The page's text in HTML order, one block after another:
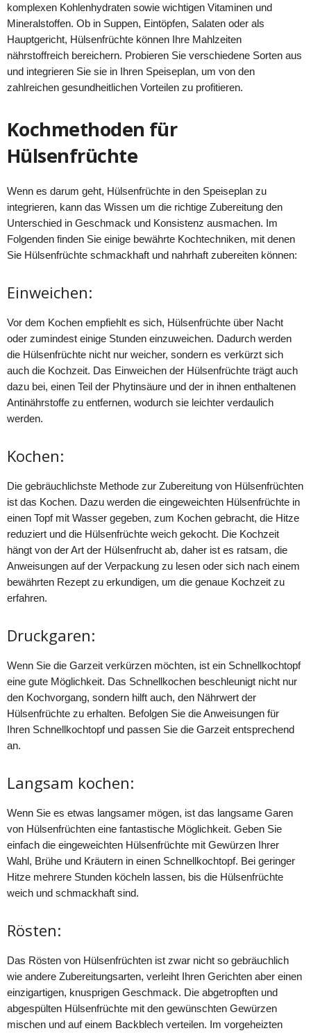
komplexen Kohlenhydraten sowie wichtigen Vitaminen und
Mineralstoffen. Ob in Suppen, Eintöpfen, Salaten oder als
Hauptgericht, Hülsenfrüchte können Ihre Mahlzeiten
nährstoffreich bereichern. Probieren Sie verschiedene Sorten aus
und integrieren Sie sie in Ihren Speiseplan, um von den
zahlreichen gesundheitlichen Vorteilen zu profitieren.
Kochmethoden für
Hülsenfrüchte
Wenn es darum geht, Hülsenfrüchte in den Speiseplan zu
integrieren, kann das Wissen um die richtige Zubereitung den
Unterschied in Geschmack und Konsistenz ausmachen. Im
Folgenden finden Sie einige bewährte Kochtechniken, mit denen
Sie Hülsenfrüchte schmackhaft und nahrhaft zubereiten können:
Einweichen:
Vor dem Kochen empfiehlt es sich, Hülsenfrüchte über Nacht
oder zumindest einige Stunden einzuweichen. Dadurch werden
die Hülsenfrüchte nicht nur weicher, sondern es verkürzt sich
auch die Kochzeit. Das Einweichen der Hülsenfrüchte trägt auch
dazu bei, einen Teil der Phytinsäure und der in ihnen enthaltenen
Antinährstoffe zu entfernen, wodurch sie leichter verdaulich
werden.
Kochen:
Die gebräuchlichste Methode zur Zubereitung von Hülsenfrüchten
ist das Kochen. Dazu werden die eingeweichten Hülsenfrüchte in
einen Topf mit Wasser gegeben, zum Kochen gebracht, die Hitze
reduziert und die Hülsenfrüchte weich gekocht. Die Kochzeit
hängt von der Art der Hülsenfrucht ab, daher ist es ratsam, die
Anweisungen auf der Verpackung zu lesen oder sich nach einem
bewährten Rezept zu erkundigen, um die genaue Kochzeit zu
erfahren.
Druckgaren:
Wenn Sie die Garzeit verkürzen möchten, ist ein Schnellkochtopf
eine gute Möglichkeit. Das Schnellkochen beschleunigt nicht nur
den Kochvorgang, sondern hilft auch, den Nährwert der
Hülsenfrüchte zu erhalten. Befolgen Sie die Anweisungen für
Ihren Schnellkochtopf und passen Sie die Garzeit entsprechend
an.
Langsam kochen:
Wenn Sie es etwas langsamer mögen, ist das langsame Garen
von Hülsenfrüchten eine fantastische Möglichkeit. Geben Sie
einfach die eingeweichten Hülsenfrüchte mit Gewürzen Ihrer
Wahl, Brühe und Kräutern in einen Schnellkochtopf. Bei geringer
Hitze mehrere Stunden köcheln lassen, bis die Hülsenfrüchte
weich und schmackhaft sind.
Rösten:
Das Rösten von Hülsenfrüchten ist zwar nicht so gebräuchlich
wie andere Zubereitungsarten, verleiht Ihren Gerichten aber einen
einzigartigen, knusprigen Geschmack. Die abgetropften und
abgespülten Hülsenfrüchte mit den gewünschten Gewürzen
mischen und auf einem Backblech verteilen. Im vorgeheizten